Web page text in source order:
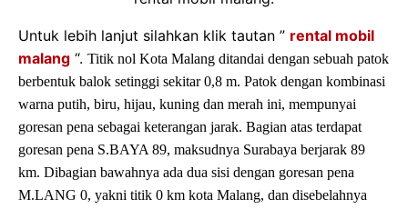
Untuk lebih lanjut silahkan klik tautan ” rental mobil
malang “. Titik nol Kota Malang ditandai dengan sebuah patok
berbentuk balok setinggi sekitar 0,8 m. Patok dengan kombinasi
warna putih, biru, hijau, kuning dan merah ini, mempunyai
goresan pena sebagai keterangan jarak. Bagian atas terdapat
goresan pena S.BAYA 89, maksudnya Surabaya berjarak 89
km. Dibagian bawahnya ada dua sisi dengan goresan pena
M.LANG 0, yakni titik 0 km kota Malang, dan disebelahnya